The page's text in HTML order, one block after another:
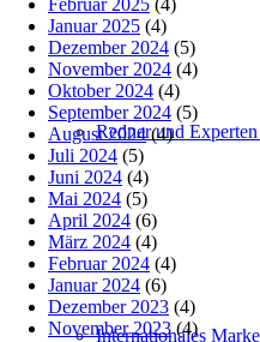
Redner und
Internationales
Januar 2025 (4)
Dezember 2024 (5)
November 2024 (4)
Oktober 2024 (4)
September 2024 (5)
August 2024(4)
Juli 2024 (5)
Juni 2024 (4)
Mai 2024 (5)
April 2024 (6)
März 2024 (4)
Februar 2024 (4)
Januar 2024 (6)
Dezember 2023 (4)
November 2023(4)